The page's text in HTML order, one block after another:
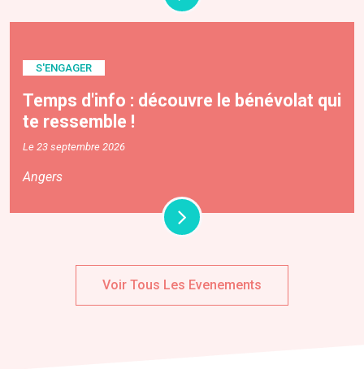
S'ENGAGER
Temps d'info : découvre le bénévolat qui
te ressemble !
Le 23 septembre 2026
Angers
Voir Tous Les Evenements